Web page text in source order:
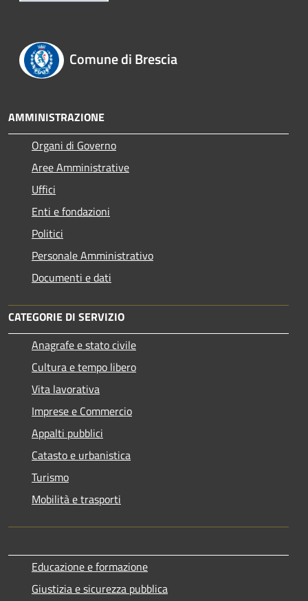
Comune di Brescia
AMMINISTRAZIONE
Organi di Governo
Aree Amministrative
Uffici
Enti e fondazioni
Politici
Personale Amministrativo
Documenti e dati
CATEGORIE DI SERVIZIO
Anagrafe e stato civile
Cultura e tempo libero
Vita lavorativa
Imprese e Commercio
Appalti pubblici
Catasto e urbanistica
Turismo
Mobilità e trasporti
Educazione e formazione
Giustizia e sicurezza pubblica